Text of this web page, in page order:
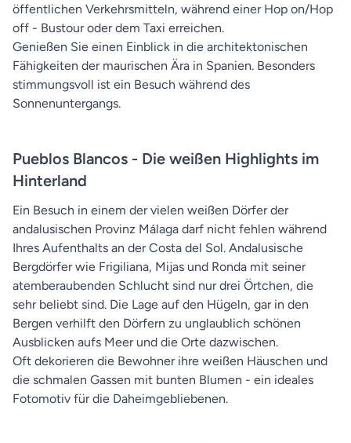
öffentlichen Verkehrsmitteln, während einer Hop on/Hop
off - Bustour oder dem Taxi erreichen.
Genießen Sie einen Einblick in die architektonischen
Fähigkeiten der maurischen Ära in Spanien. Besonders
stimmungsvoll ist ein Besuch während des
Sonnenuntergangs.
Pueblos Blancos - Die weißen Highlights im
Hinterland
Ein Besuch in einem der vielen weißen Dörfer der
andalusischen Provinz Málaga darf nicht fehlen während
Ihres Aufenthalts an der Costa del Sol. Andalusische
Bergdörfer wie Frigiliana, Mijas und Ronda mit seiner
atemberaubenden Schlucht sind nur drei Örtchen, die
sehr beliebt sind. Die Lage auf den Hügeln, gar in den
Bergen verhilft den Dörfern zu unglaublich schönen
Ausblicken aufs Meer und die Orte dazwischen.
Oft dekorieren die Bewohner ihre weißen Häuschen und
die schmalen Gassen mit bunten Blumen - ein ideales
Fotomotiv für die Daheimgebliebenen.